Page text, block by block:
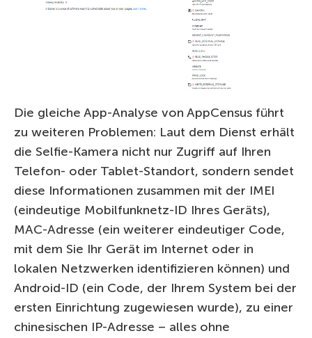
Die gleiche App-Analyse von AppCensus führt
zu weiteren Problemen: Laut dem Dienst erhält
die Selfie-Kamera nicht nur Zugriff auf Ihren
Telefon- oder Tablet-Standort, sondern sendet
diese Informationen zusammen mit der IMEI
(eindeutige Mobilfunknetz-ID Ihres Geräts),
MAC-Adresse (ein weiterer eindeutiger Code,
mit dem Sie Ihr Gerät im Internet oder in
lokalen Netzwerken identifizieren können) und
Android-ID (ein Code, der Ihrem System bei der
ersten Einrichtung zugewiesen wurde), zu einer
chinesischen IP-Adresse – alles ohne